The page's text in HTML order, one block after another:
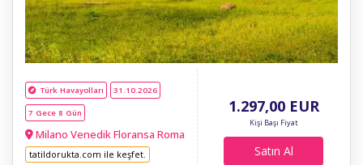
Türk Havayolları 31.10.2026
7 Gece 8 Gün
Milano Venedik Floransa Roma
tatildorukta.com ile keşfet.
1.297,00EUR
Kişi Başı Fiyat
Satın Al